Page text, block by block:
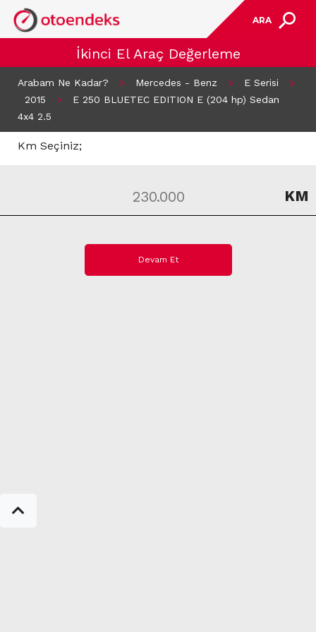
ARA
İkinci El Araç Değerleme
Arabam Ne Kadar? > Mercedes - Benz > E Serisi
>
2015
>
E 250 BLUETEC EDITION E (204 hp) Sedan
4x4 2.5
Km Seçiniz;
KM
Devam Et